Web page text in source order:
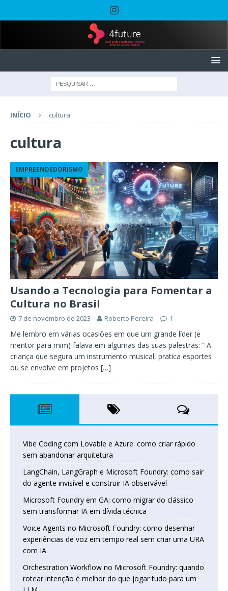
INÍCIO cultura
cultura
EMPREENDEDORISMO
Usando a Tecnologia para Fomentar a
Cultura no Brasil
7 de novembro de 2023 Roberto Pereira 1
Me lembro em várias ocasiões em que um grande líder (e
mentor para mim) falava em algumas das suas palestras: “ A
criança que segura um instrumento musical, pratica esportes
ou se envolve em projetos […]
Vibe Coding com Lovable e Azure: como criar rápido
sem abandonar arquitetura
LangChain, LangGraph e Microsoft Foundry: como sair
do agente invisível e construir IA observável
Microsoft Foundry em GA: como migrar do clássico
sem transformar IA em dívida técnica
Voice Agents no Microsoft Foundry: como desenhar
experiências de voz em tempo real sem criar uma URA
com IA
Orchestration Workflow no Microsoft Foundry: quando
rotear intenção é melhor do que jogar tudo para um